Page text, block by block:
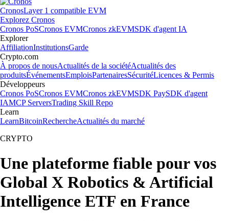
CronosLayer 1 compatible EVM
Explorez Cronos
Cronos PoSCronos EVMCronos zkEVMSDK d'agent IA
Explorer
AffiliationInstitutionsGarde
Crypto.com
À propos de nousActualités de la sociétéActualités des
produitsÉvénementsEmploisPartenairesSécuritéLicences & Permis
Développeurs
Cronos PoSCronos EVMCronos zkEVMSDK PaySDK d'agent
IAMCP ServersTrading Skill Repo
Learn
LearnBitcoinRechercheActualités du marché
CRYPTO
Une plateforme fiable pour vos
Global X Robotics & Artificial
Intelligence ETF en France